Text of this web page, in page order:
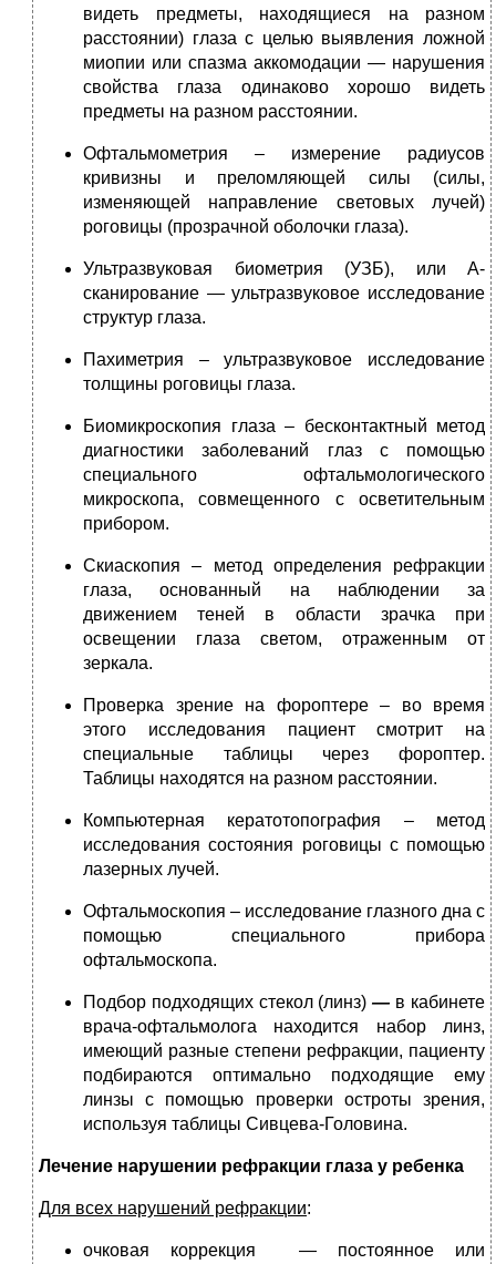
видеть предметы, находящиеся на разном
расстоянии) глаза с целью выявления ложной
миопии или спазма аккомодации — нарушения
свойства глаза одинаково хорошо видеть
предметы на разном расстоянии.
Офтальмометрия – измерение радиусов
кривизны и преломляющей силы (силы,
изменяющей направление световых лучей)
роговицы (прозрачной оболочки глаза).
Ультразвуковая биометрия (УЗБ), или А-
сканирование — ультразвуковое исследование
структур глаза.
Пахиметрия – ультразвуковое исследование
толщины роговицы глаза.
Биомикроскопия глаза – бесконтактный метод
диагностики заболеваний глаз с помощью
специального офтальмологического
микроскопа, совмещенного с осветительным
прибором.
Скиаскопия – метод определения рефракции
глаза, основанный на наблюдении за
движением теней в области зрачка при
освещении глаза светом, отраженным от
зеркала.
Проверка зрение на фороптере – во время
этого исследования пациент смотрит на
специальные таблицы через фороптер.
Таблицы находятся на разном расстоянии.
Компьютерная кератотопография – метод
исследования состояния роговицы с помощью
лазерных лучей.
Офтальмоскопия – исследование глазного дна с
помощью специального прибора
офтальмоскопа.
Подбор подходящих стекол (линз)— в кабинете
врача-офтальмолога находится набор линз,
имеющий разные степени рефракции, пациенту
подбираются оптимально подходящие ему
линзы с помощью проверки остроты зрения,
используя таблицы Сивцева-Головина.
Лечение нарушении рефракции глаза у ребенка
Для всех нарушений рефракции:
очковая коррекция — постоянное или